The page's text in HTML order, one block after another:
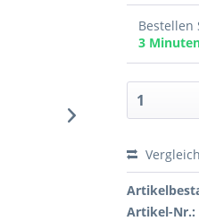
Bestellen
3
Artikel-Nr.: